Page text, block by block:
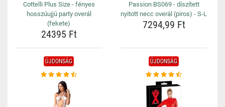
Cottelli Plus Size - fényes
hosszúujjú party overál
(fekete)
24395 Ft
Passion BS069 - díszített
nyitott necc overál (piros) - S-L
7294,99 Ft
ÚJDONSÁG ÚJDONSÁG